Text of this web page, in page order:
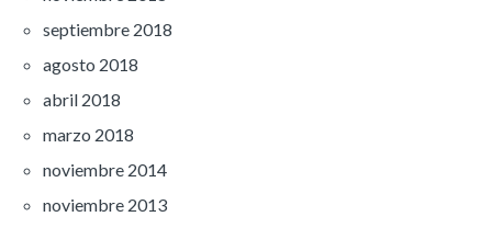
septiembre 2018
agosto 2018
abril 2018
marzo 2018
noviembre 2014
noviembre 2013